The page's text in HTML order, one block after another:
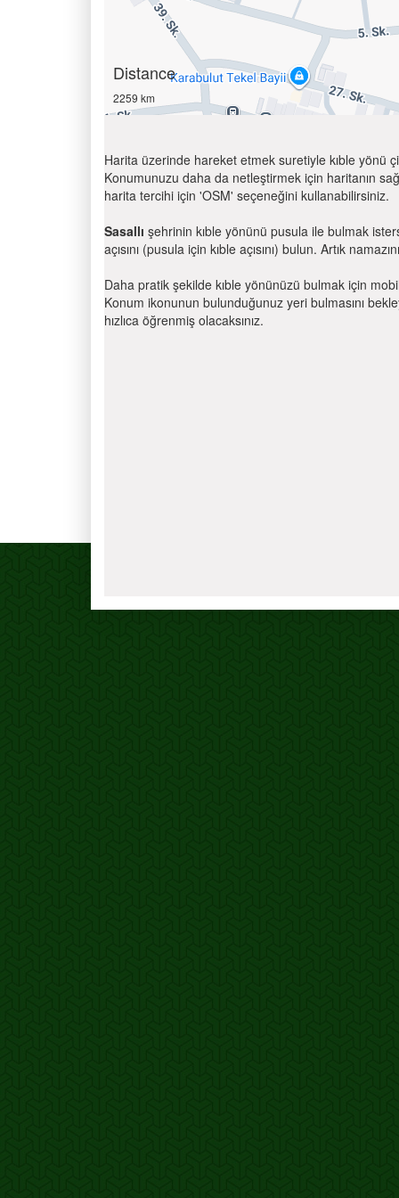
Distance
2259 km
Harita üzerinde hareket etmek suretiyle kıble yönü
Konumunuzu daha da netleştirmek için haritanın
harita tercihi için 'OSM' seçeneğini kullanabilirsiniz.
Sasallı şehrinin kıble yönünü pusula ile bulmak
açısını (pusula için kıble açısını) bulun. Artık
Daha pratik şekilde kıble yönünüzü bulmak için
Konum ikonunun bulunduğunuz yeri bulmasını
hızlıca öğrenmiş olacaksınız.